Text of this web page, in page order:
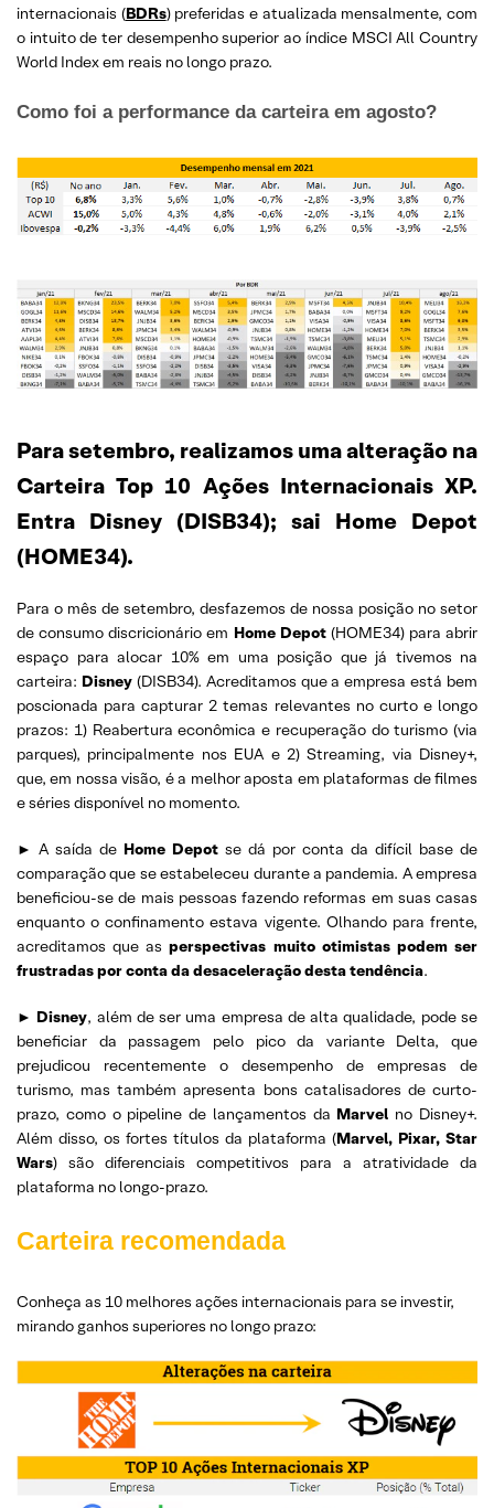
internacionais (BDRs) preferidas e atualizada mensalmente, com
o intuito de ter desempenho superior ao índice MSCI All Country
World Index em reais no longo prazo.
Como foi a performance da carteira em agosto?
Para setembro, realizamos uma alteração na
Carteira Top 10 Ações Internacionais XP.
Entra Disney (DISB34); sai Home Depot
(HOME34).
Para o mês de setembro, desfazemos de nossa posição no setor
de consumo discricionário em Home Depot(HOME34) para abrir
espaço para alocar 10% em uma posição que já tivemos na
carteira: Disney (DISB34). Acreditamos que a empresa está bem
poscionada para capturar 2 temas relevantes no curto e longo
prazos: 1) Reabertura econômica e recuperação do turismo (via
parques), principalmente nos EUA e 2) Streaming, via Disney+,
que, em nossa visão, é a melhor aposta em plataformas de filmes
e séries disponível no momento.
► A saída de Home Depot se dá por conta da difícil base de
comparação que se estabeleceu durante a pandemia. A empresa
beneficiou-se de mais pessoas fazendo reformas em suas casas
enquanto o confinamento estava vigente. Olhando para frente,
acreditamos que asperspectivas muito otimistas podem ser
frustradas por conta da desaceleração desta tendência.
► Disney, além de ser uma empresa de alta qualidade, pode se
beneficiar da passagem pelo pico da variante Delta, que
prejudicou recentemente o desempenho de empresas de
turismo, mas também apresenta bons catalisadores de curto-
prazo, como o pipeline de lançamentos da Marvel no Disney+.
Além disso, os fortes títulos da plataforma (Marvel, Pixar, Star
Wars) são diferenciais competitivos para a atratividade da
plataforma no longo-prazo.
Carteira recomendada
Conheça as 10 melhores ações internacionais para se investir,
mirando ganhos superiores no longo prazo: